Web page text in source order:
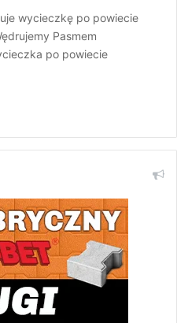
wycieczkę po powiecie
Pasmem
po powiecie